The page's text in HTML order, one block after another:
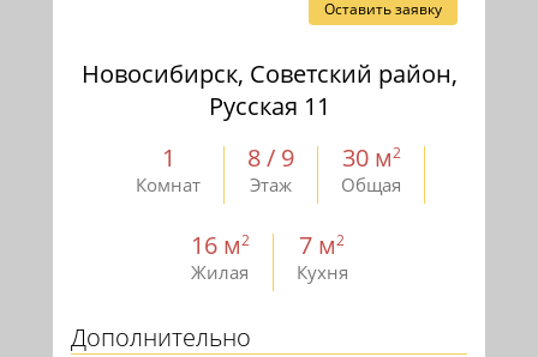
Оставить заявку
Новосибирск, Советский район,
Русская 11
1
Комнат
8 / 9
Этаж
30 м2
Общая
16 м2
Жилая
7 м2
Кухня
Дополнительно